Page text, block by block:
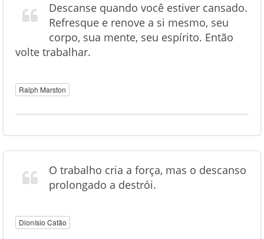
Descanse quando você estiver cansado.
Refresque e renove a si mesmo, seu
corpo, sua mente, seu espírito. Então
volte trabalhar.
Ralph Marston
O trabalho cria a força, mas o descanso
prolongado a destrói.
Dionísio Catão